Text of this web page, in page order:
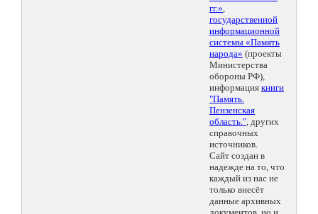
гг.»,
государственной
информационной
системы «Память
народа» (проекты
Министерства
обороны РФ),
информация книги
"Память.
Пензенская
область.", других
справочных
источников.
Сайт создан в
надежде на то, что
каждый из нас не
только внесёт
данные архивных